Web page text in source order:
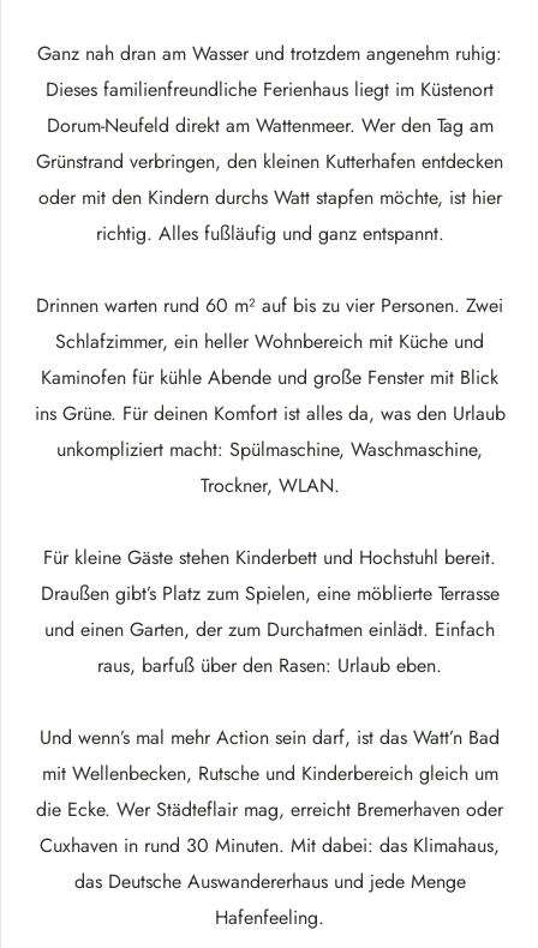
Ganz nah dran am Wasser und trotzdem angenehm ruhig:
Dieses familienfreundliche Ferienhaus liegt im Küstenort
Dorum-Neufeld direkt am Wattenmeer. Wer den Tag am
Grünstrand verbringen, den kleinen Kutterhafen entdecken
oder mit den Kindern durchs Watt stapfen möchte, ist hier
richtig. Alles fußläufig und ganz entspannt.
Drinnen warten rund 60 m² auf bis zu vier Personen. Zwei
Schlafzimmer, ein heller Wohnbereich mit Küche und
Kaminofen für kühle Abende und große Fenster mit Blick
ins Grüne. Für deinen Komfort ist alles da, was den Urlaub
unkompliziert macht: Spülmaschine, Waschmaschine,
Trockner, WLAN.
Für kleine Gäste stehen Kinderbett und Hochstuhl bereit.
Draußen gibt’s Platz zum Spielen, eine möblierte Terrasse
und einen Garten, der zum Durchatmen einlädt. Einfach
raus, barfuß über den Rasen: Urlaub eben.
Und wenn’s mal mehr Action sein darf, ist das Watt’n Bad
mit Wellenbecken, Rutsche und Kinderbereich gleich um
die Ecke. Wer Städteflair mag, erreicht Bremerhaven oder
Cuxhaven in rund 30 Minuten. Mit dabei: das Klimahaus,
das Deutsche Auswandererhaus und jede Menge
Hafenfeeling.